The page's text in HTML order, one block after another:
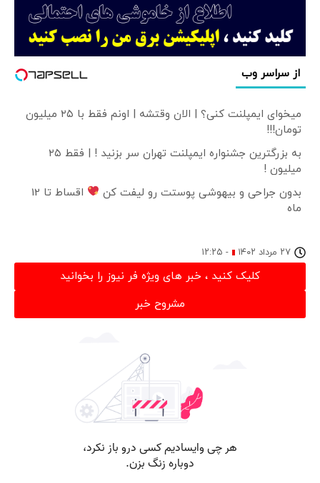
از سراسر وب
میخوای ایمپلنت کنی؟ | الان وقتشه | اونم فقط با ۲۵ میلیون
تومان!!!
به بزرگترین جشنواره ایمپلنت تهران سر بزنید ! | فقط ۲۵
میلیون !
بدون جراحی و بیهوشی پوستت رو لیفت کن
اقساط تا 12
ماه
۲۷ مرداد ۱۴۰۲ - ۱۲:۲۵
کلیک کنید ، خبر های ویژه فر نیوز را بخوانید
مشروح خبر